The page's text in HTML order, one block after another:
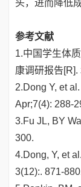
头，进而降低
参考文献
1.中国学生体
康调研报告
2.Dong Y, et
Apr;7(4): 288-
3.Fu JL, BY
300.
4.Dong, Y, et
3(12):. 871-